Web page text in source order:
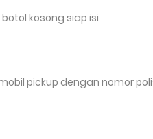
kosong siap isi
pickup dengan nomor